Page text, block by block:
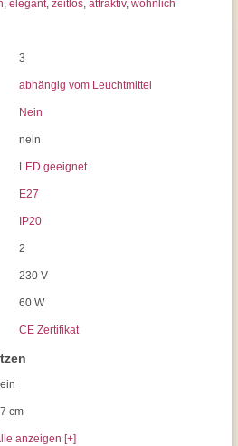
, elegant, zeitlos, attraktiv, wohnlich
3
abhängig vom Leuchtmittel
Nein
nein
LED geeignet
E27
IP20
2
230 V
60 W
CE Zertifikat
cm
anzeigen [+]